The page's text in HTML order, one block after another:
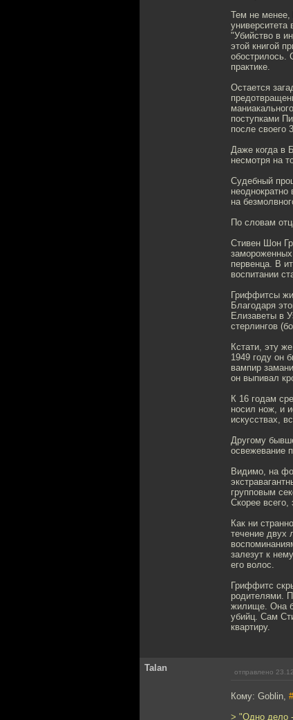
Тем не менее,
университета
"Убийство в
этой книгой
обострилось.
практике.
Остается
поступками
после своего
Даже когда в
несмотря на
Судебный
неоднократно
на
По словам
Стивен Шон
первенца. В
воспитании
Гриффитсы
Благодаря
Елизаветы в
стерлингов
Кстати, эту
1949 году он
вампир
он выпивал
К 16 годам
носил нож, и
искусствах,
Другому
освежевание
Видимо, на
групповым
Скорее
Как ни
течение двух
залезут к
его волос.
Гриффитс
родителями.
жилище. Она
убийц. Сам
квартиру.
Talan отправлено
Кому: Goblin,
> "Одно дело -